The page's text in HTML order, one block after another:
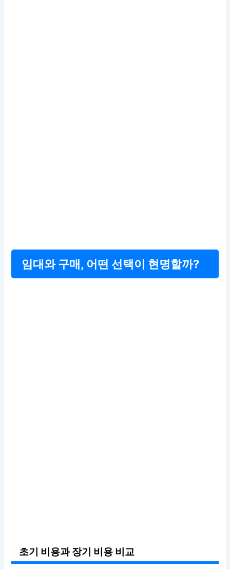
임대와 구매, 어떤 선택이 현명할까?
초기 비용과 장기 비용 비교